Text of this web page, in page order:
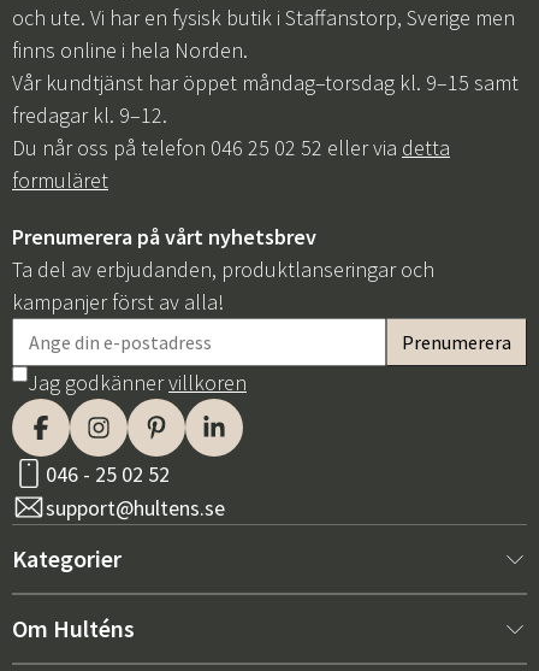
och ute. Vi har en fysisk butik i Staffanstorp, Sverige men
finns online i hela Norden.
Vår kundtjänst har öppet måndag–torsdag kl. 9–15 samt
fredagar kl. 9–12.
Du når oss på telefon 046 25 02 52 eller via detta
formuläret
Prenumerera på vårt nyhetsbrev
Ta del av erbjudanden, produktlanseringar och
kampanjer först av alla!
Jag godkännervillkoren
046 - 25 02 52
support@hultens.se
Kategorier
Nytt hos oss
Om Hulténs